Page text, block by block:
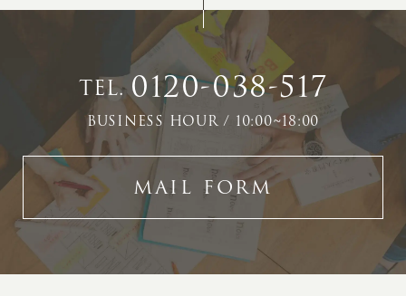
TEL.0120-038-517
BUSINESS HOUR / 10:00~18:00
MAIL FORM